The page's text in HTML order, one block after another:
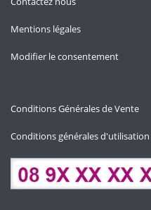
Mentions légales
Modifier le consentement
Conditions Générales de Vente
Conditions générales d'utilisation